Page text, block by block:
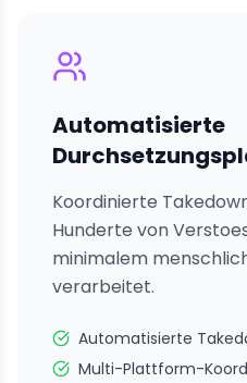
Automatisierte
Koordinierte
Hunderte von
minimalem
verarbeitet.
Automatisierte
Multi-Plattform-